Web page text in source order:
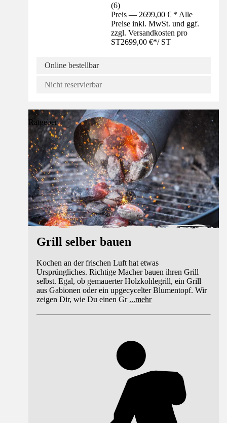
(6)
Preis — 2699,00 € * Alle
Preise inkl. MwSt. und ggf.
zzgl. Versandkosten pro
ST2699,00 €*/ ST
Online bestellbar
Nicht reservierbar
Ratgeber
Grill selber bauen
Kochen an der frischen Luft hat etwas
Ursprüngliches. Richtige Macher bauen ihren Grill
selbst. Egal, ob gemauerter Holzkohlegrill, ein Grill
aus Gabionen oder ein upgecycelter Blumentopf. Wir
zeigen Dir, wie Du einen Gr ...mehr